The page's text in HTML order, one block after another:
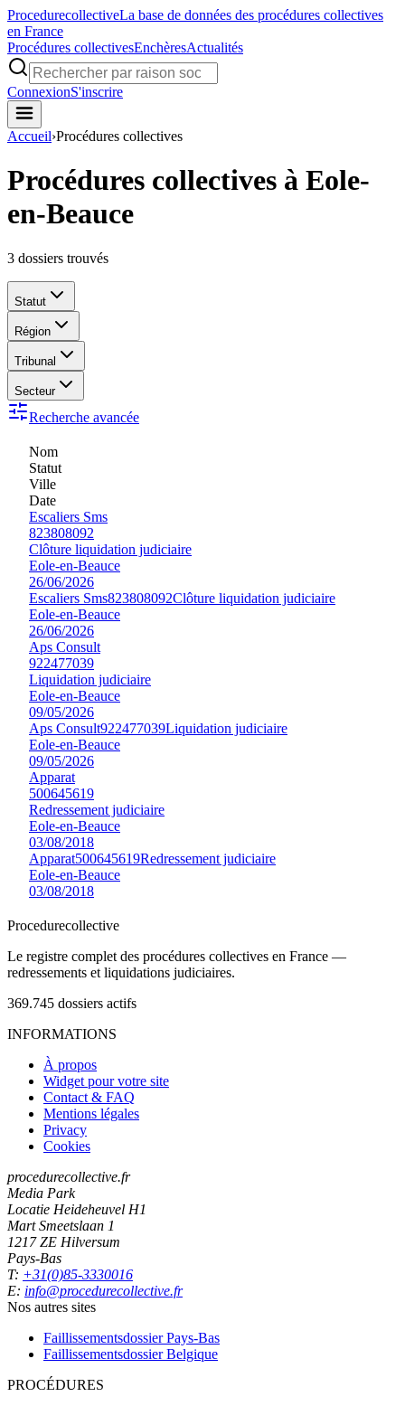
ProcedurecollectiveLa base de données des procédures collectives
en France
Procédures collectivesEnchèresActualités
ConnexionS'inscrire
Accueil›Procédures collectives
Procédures collectives à Eole-
en-Beauce
3 dossiers trouvés
Statut
Région
Tribunal
Secteur
Recherche avancée
Nom
Statut
Ville
Date
Escaliers Sms
823808092
Clôture liquidation judiciaire
Eole-en-Beauce
26/06/2026
Escaliers Sms823808092Clôture liquidation judiciaire
Eole-en-Beauce
26/06/2026
Aps Consult
922477039
Liquidation judiciaire
Eole-en-Beauce
09/05/2026
Aps Consult922477039Liquidation judiciaire
Eole-en-Beauce
09/05/2026
Apparat
500645619
Redressement judiciaire
Eole-en-Beauce
03/08/2018
Apparat500645619Redressement judiciaire
Eole-en-Beauce
03/08/2018
Procedurecollective
Le registre complet des procédures collectives en France —
redressements et liquidations judiciaires.
369.745 dossiers actifs
INFORMATIONS
À propos
Widget pour votre site
Contact & FAQ
Mentions légales
Privacy
Cookies
procedurecollective.fr
Media Park
Locatie Heideheuvel H1
Mart Smeetslaan 1
1217 ZE Hilversum
Pays-Bas
T: +31(0)85-3330016
E: info@procedurecollective.fr
Nos autres sites
Faillissementsdossier Pays-Bas
Faillissementsdossier Belgique
PROCÉDURES